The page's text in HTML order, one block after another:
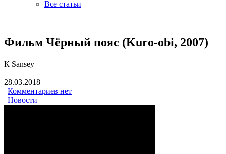
Все статьи
Фильм Чёрный пояс (Kuro-obi, 2007)
К Sansey
|
28.03.2018
| Комментариев нет
| Новости